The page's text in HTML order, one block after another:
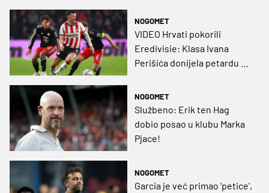
NOGOMET
VIDEO Hrvati pokorili
Eredivisie: Klasa Ivana
Perišića donijela petardu za
Ligu prvaka!
NOGOMET
Službeno: Erik ten Hag
dobio posao u klubu Marka
Pjace!
NOGOMET
Garcia je već primao 'petice',